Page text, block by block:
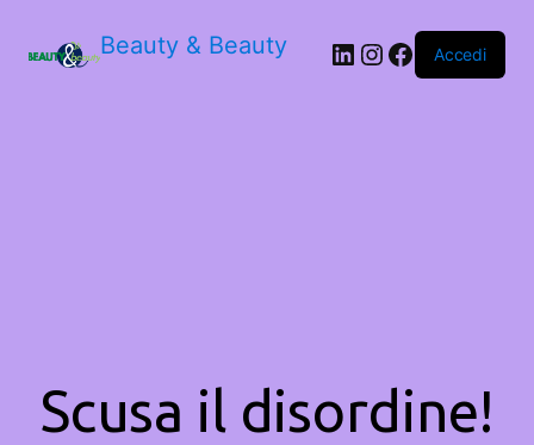
Beauty & Beauty LinkedIn
Instagram
Facebook
Accedi
Scusa il disordine!